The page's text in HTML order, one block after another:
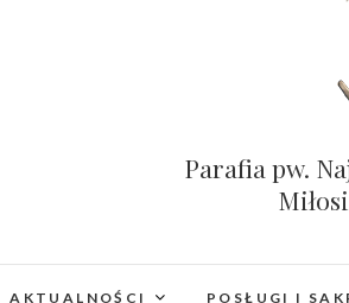
Parafia pw.
AKTUALNOŚCI POSŁUGI I